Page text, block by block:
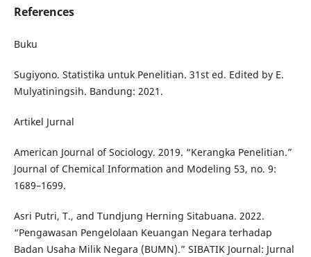
References
Buku
Sugiyono. Statistika untuk Penelitian. 31st ed. Edited by E.
Mulyatiningsih. Bandung: 2021.
Artikel Jurnal
American Journal of Sociology. 2019. “Kerangka Penelitian.”
Journal of Chemical Information and Modeling 53, no. 9:
1689–1699.
Asri Putri, T., and Tundjung Herning Sitabuana. 2022.
“Pengawasan Pengelolaan Keuangan Negara terhadap
Badan Usaha Milik Negara (BUMN).” SIBATIK Journal: Jurnal